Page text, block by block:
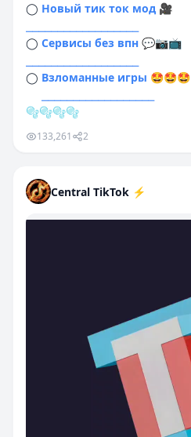
◯ Новый тик ток мод 🎥
◯ Сервисы без впн 💬📷📺
◯ Взломанные игры 🤩🤩🤩
🫧🫧🫧🫧
133,261 2
Central TikTok ⚡️